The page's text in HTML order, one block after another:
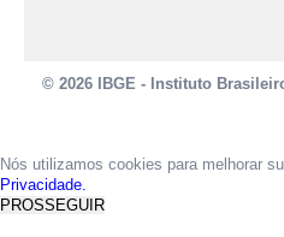
© 2026 IBGE - Instituto
Nós utilizamos cookies para melhorar
Privacidade.
PROSSEGUIR